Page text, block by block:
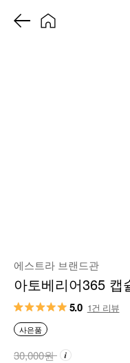
에스트라 브랜드관
5.0 1건 리뷰
사은품
30,000원